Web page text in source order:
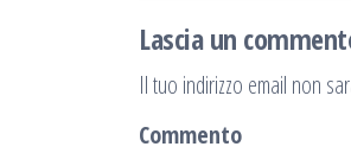
Lascia un
Il tuo indirizzo email non
Commento